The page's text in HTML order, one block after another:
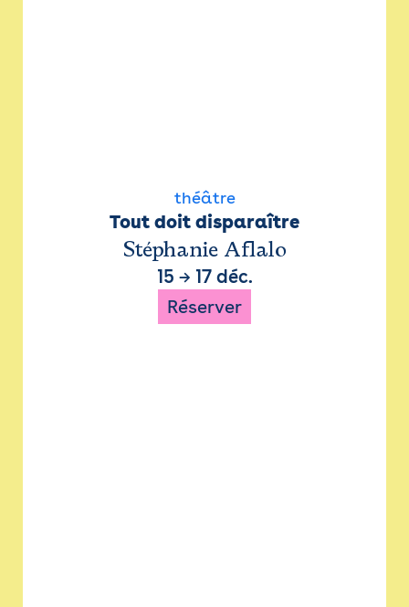
théâtre
Tout doit disparaître
Stéphanie Aflalo
15 → 17 déc.
Réserver